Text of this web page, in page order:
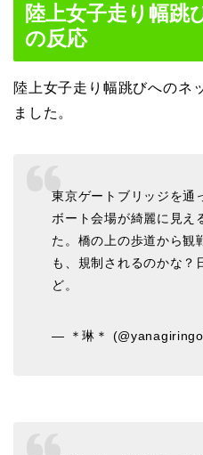
陸上女子走り幅跳
の反応
陸上女子走り幅跳びへのネ
ました。
東京ゲートブリッジを通
ボート会場が綺麗に見え
た。橋の上の歩道から観
も、規制されるのかな？
ど。
— ＊琳＊